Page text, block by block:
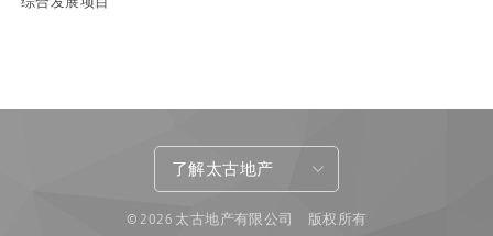
了解太古地产
© 2026 太古地产有限公司 版权所有